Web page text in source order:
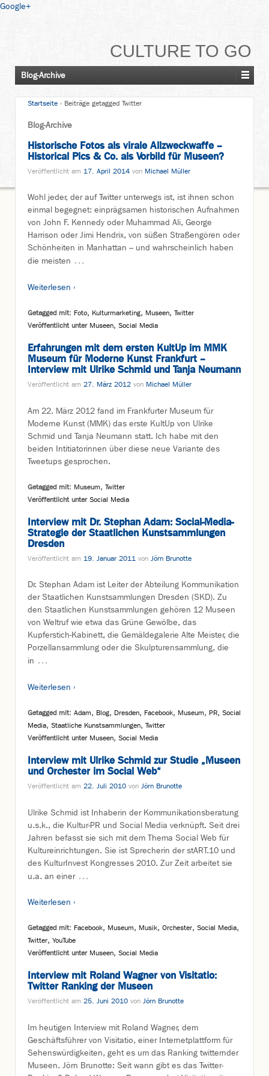
Google+
CULTURE TO GO
Blog-Archive
Startseite › Beiträge getagged Twitter
Blog-Archive
Historische Fotos als virale Allzweckwaffe –
Historical Pics & Co. als Vorbild für Museen?
Veröffentlicht am 17. April 2014 von Michael Müller
Wohl jeder, der auf Twitter unterwegs ist, ist ihnen schon
einmal begegnet: einprägsamen historischen Aufnahmen
von John F. Kennedy oder Muhammad Ali, George
Harrison oder Jimi Hendrix, von süßen Straßengören oder
Schönheiten in Manhattan – und wahrscheinlich haben
die meisten …
Weiterlesen ›
Getagged mit: Foto, Kulturmarketing, Museen, Twitter
Veröffentlicht unter Museen, Social Media
Erfahrungen mit dem ersten KultUp im MMK
Museum für Moderne Kunst Frankfurt –
Interview mit Ulrike Schmid und Tanja Neumann
Veröffentlicht am 27. März 2012 von Michael Müller
Am 22. März 2012 fand im Frankfurter Museum für
Moderne Kunst (MMK) das erste KultUp von Ulrike
Schmid und Tanja Neumann statt. Ich habe mit den
beiden Intitiatorinnen über diese neue Variante des
Tweetups gesprochen.
Getagged mit: Museum, Twitter
Veröffentlicht unter Social Media
Interview mit Dr. Stephan Adam: Social-Media-
Strategie der Staatlichen Kunstsammlungen
Dresden
Veröffentlicht am 19. Januar 2011 von Jörn Brunotte
Dr. Stephan Adam ist Leiter der Abteilung Kommunikation
der Staatlichen Kunstsammlungen Dresden (SKD). Zu
den Staatlichen Kunstsammlungen gehören 12 Museen
von Weltruf wie etwa das Grüne Gewölbe, das
Kupferstich-Kabinett, die Gemäldegalerie Alte Meister, die
Porzellansammlung oder die Skulpturensammlung, die
in …
Weiterlesen ›
Getagged mit: Adam, Blog, Dresden, Facebook, Museum, PR, Social
Media, Staatliche Kunstsammlungen, Twitter
Veröffentlicht unter Museen, Social Media
Interview mit Ulrike Schmid zur Studie „Museen
und Orchester im Social Web“
Veröffentlicht am 22. Juli 2010 von Jörn Brunotte
Ulrike Schmid ist Inhaberin der Kommunikationsberatung
u.s.k., die Kultur-PR und Social Media verknüpft. Seit drei
Jahren befasst sie sich mit dem Thema Social Web für
Kultureinrichtungen. Sie ist Sprecherin der stART.10 und
des KulturInvest Kongresses 2010. Zur Zeit arbeitet sie
u.a. an einer …
Weiterlesen ›
Getagged mit: Facebook, Museum, Musik, Orchester, Social Media,
Twitter, YouTube
Veröffentlicht unter Museen, Social Media
Interview mit Roland Wagner von Visitatio:
Twitter Ranking der Museen
Veröffentlicht am 25. Juni 2010 von Jörn Brunotte
Im heutigen Interview mit Roland Wagner, dem
Geschäftsführer von Visitatio, einer Internetplattform für
Sehenswürdigkeiten, geht es um das Ranking twitternder
Museen. Jörn Brunotte: Seit wann gibt es das Twitter-